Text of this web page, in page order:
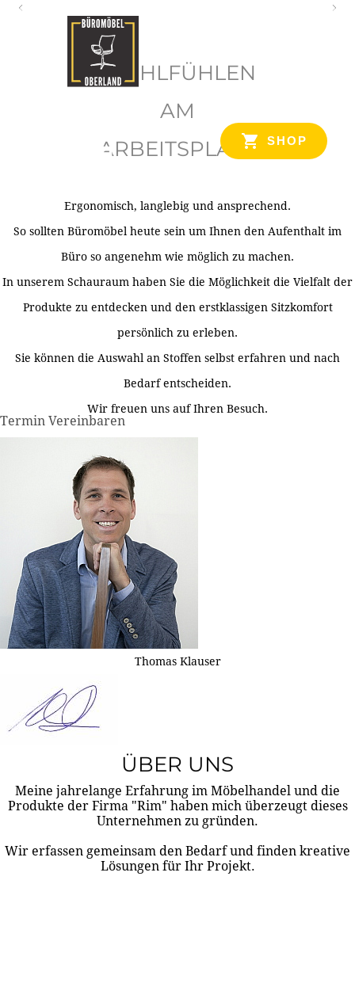
SHOP
WOHLFÜHLEN
AM
ARBEITSPLATZ
Ergonomisch, langlebig und ansprechend.
So sollten Büromöbel heute sein um Ihnen den Aufenthalt im
Büro so angenehm wie möglich zu machen.
In unserem Schauraum haben Sie die Möglichkeit die Vielfalt der
Produkte zu entdecken und den erstklassigen Sitzkomfort
persönlich zu erleben.
Sie können die Auswahl an Stoffen selbst erfahren und nach
Bedarf entscheiden.
Wir freuen uns auf Ihren Besuch.
Termin Vereinbaren
Thomas Klauser
ÜBER UNS
Meine jahrelange Erfahrung im Möbelhandel und die
Produkte der Firma "Rim" haben mich überzeugt dieses
Unternehmen zu gründen.
Wir erfassen gemeinsam den Bedarf und finden kreative
Lösungen für Ihr Projekt.